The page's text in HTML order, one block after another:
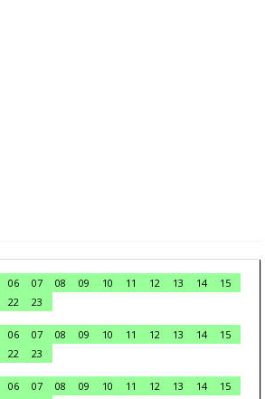
06 07 08 09 10 11 12 13 14
15
22
23
06 07 08 09 10 11 12 13 14
15
22
23
06 07 08 09 10 11 12 13 14
15